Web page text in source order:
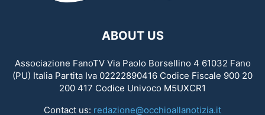
ABOUT US
Associazione FanoTV Via Paolo Borsellino 4 61032 Fano
(PU) Italia Partita Iva 02222890416 Codice Fiscale 900 20
200 417 Codice Univoco M5UXCR1
Contact us: redazione@occhioallanotizia.it